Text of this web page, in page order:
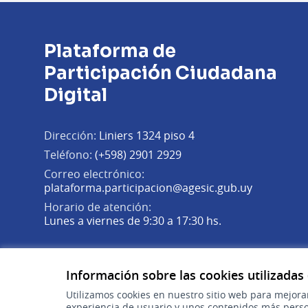
Información sobre las cookies utilizadas
Utilizamos cookies en nuestro sitio web para
Plataforma de
Participación Ciudadana
Digital
Dirección: Liniers 1324 piso 4
Teléfono: (+598) 2901 2929
Correo electrónico:
plataforma.participacion@agesic.gub.uy(Abrir en
Horario de atención:
Lunes a viernes de 9:30 a 17:30 hs.
(Enlace externo)
(Enlace externo)
(Enlace externo)